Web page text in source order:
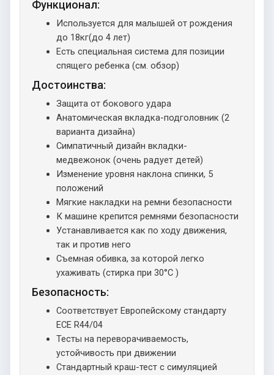
Функционал:
Используется для малышей от рождения
до 18кг(до 4 лет)
Есть специальная система для позиции
спящего ребенка (см. обзор)
Достоинства:
Защита от бокового удара
Анатомическая вкладка-подголовник (2
варианта дизайна)
Симпатичный дизайн вкладки-
медвежонок (очень радует детей)
Изменение уровня наклона спинки, 5
положений
Мягкие накладки на ремни безопасности
К машине крепится ремнями безопасности
Устанавливается как по ходу движения,
так и против него
Съемная обивка, за которой легко
ухаживать (стирка при 30°C )
Безопасность:
Соответствует Европейскому стандарту
ECE R44/04
Тесты на переворачиваемость,
устойчивость при движении
Стандартный краш-тест с симуляцией